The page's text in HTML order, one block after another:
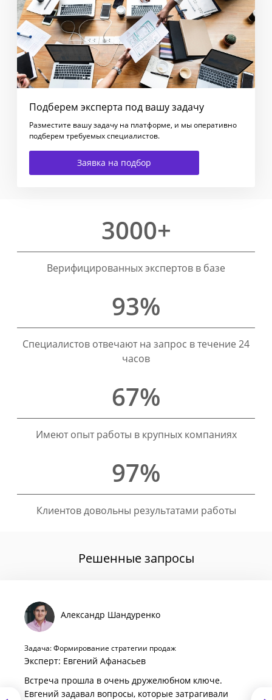
Подберем эксперта под вашу задачу
Разместите вашу задачу на платформе, и мы оперативно
подберем требуемых специалистов.
Заявка на подбор
3000+
Верифицированных экспертов в базе
93%
Специалистов отвечают на запрос в течение 24
часов
67%
Имеют опыт работы в крупных компаниях
97%
Клиентов довольны результатами работы
Решенные запросы
Александр Шандуренко
Задача: Формирование стратегии продаж
Эксперт: Евгений Афанасьев
Встреча прошла в очень дружелюбном ключе.
Евгений задавал вопросы, которые затрагивали